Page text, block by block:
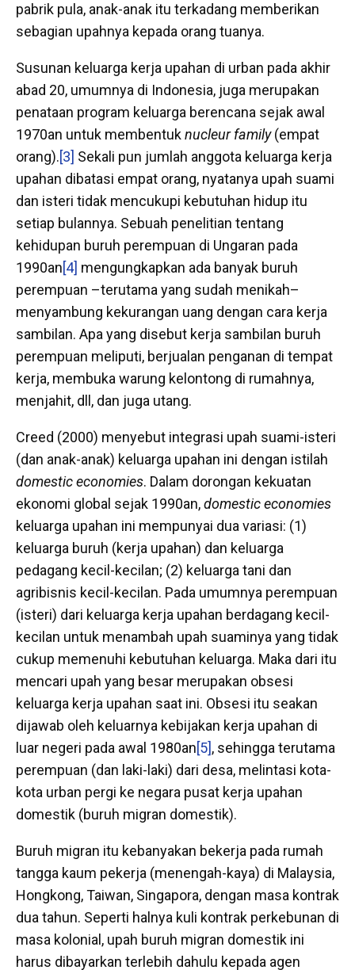
pabrik pula, anak-anak itu terkadang memberikan
sebagian upahnya kepada orang tuanya.
Susunan keluarga kerja upahan di urban pada akhir
abad 20, umumnya di Indonesia, juga merupakan
penataan program keluarga berencana sejak awal
1970an untuk membentuknucleur family(empat
orang).[3] Sekali pun jumlah anggota keluarga kerja
upahan dibatasi empat orang, nyatanya upah suami
dan isteri tidak mencukupi kebutuhan hidup itu
setiap bulannya. Sebuah penelitian tentang
kehidupan buruh perempuan di Ungaran pada
1990an[4] mengungkapkan ada banyak buruh
perempuan –terutama yang sudah menikah–
menyambung kekurangan uang dengan cara kerja
sambilan. Apa yang disebut kerja sambilan buruh
perempuan meliputi, berjualan penganan di tempat
kerja, membuka warung kelontong di rumahnya,
menjahit, dll, dan juga utang.
Creed (2000) menyebut integrasi upah suami-isteri
(dan anak-anak) keluarga upahan ini dengan istilah
domestic economies. Dalam dorongan kekuatan
ekonomi global sejak 1990an,domestic economies
keluarga upahan ini mempunyai dua variasi: (1)
keluarga buruh (kerja upahan) dan keluarga
pedagang kecil-kecilan; (2) keluarga tani dan
agribisnis kecil-kecilan. Pada umumnya perempuan
(isteri) dari keluarga kerja upahan berdagang kecil-
kecilan untuk menambah upah suaminya yang tidak
cukup memenuhi kebutuhan keluarga. Maka dari itu
mencari upah yang besar merupakan obsesi
keluarga kerja upahan saat ini. Obsesi itu seakan
dijawab oleh keluarnya kebijakan kerja upahan di
luar negeri pada awal 1980an[5], sehingga terutama
perempuan (dan laki-laki) dari desa, melintasi kota-
kota urban pergi ke negara pusat kerja upahan
domestik (buruh migran domestik).
Buruh migran itu kebanyakan bekerja pada rumah
tangga kaum pekerja (menengah-kaya) di Malaysia,
Hongkong, Taiwan, Singapora, dengan masa kontrak
dua tahun. Seperti halnya kuli kontrak perkebunan di
masa kolonial, upah buruh migran domestik ini
harus dibayarkan terlebih dahulu kepada agen